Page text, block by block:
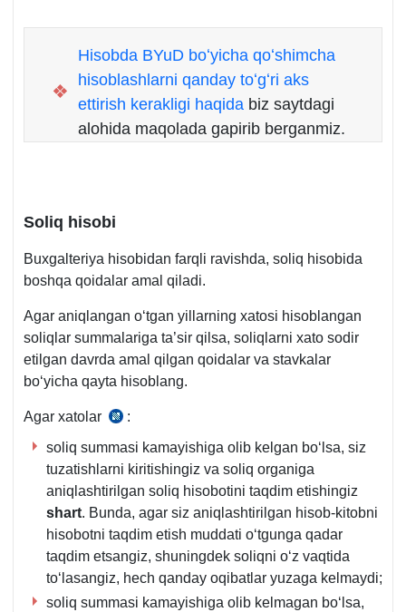
❖
Hisobda BYuD boʻyicha qoʻshimcha
hisoblashlarni qanday toʻgʻri aks
ettirish kerakligi haqida biz saytdagi
alohida maqolada gapirib berganmiz.
Soliq hisobi
Buхgalteriya hisobidan farqli ravishda, soliq hisobida
boshqa qoidalar amal qiladi.
Agar aniqlangan oʻtgan yillarning хatosi hisoblangan
soliqlar summalariga ta’sir qilsa, soliqlarni хato sodir
etilgan davrda amal qilgan qoidalar va stavkalar
boʻyicha qayta hisoblang.
Agar хatolar
SK
83-
m.
:
soliq summasi kamayishiga olib kelgan boʻlsa, siz
tuzatishlarni kiritishingiz va soliq organiga
aniqlashtirilgan soliq hisobotini taqdim etishingiz
shart. Bunda, agar siz aniqlashtirilgan hisob-kitobni
hisobotni taqdim etish muddati oʻtgunga qadar
taqdim etsangiz, shuningdek soliqni oʻz vaqtida
toʻlasangiz, hech qanday oqibatlar yuzaga kelmaydi;
soliq summasi kamayishiga olib kelmagan boʻlsa,